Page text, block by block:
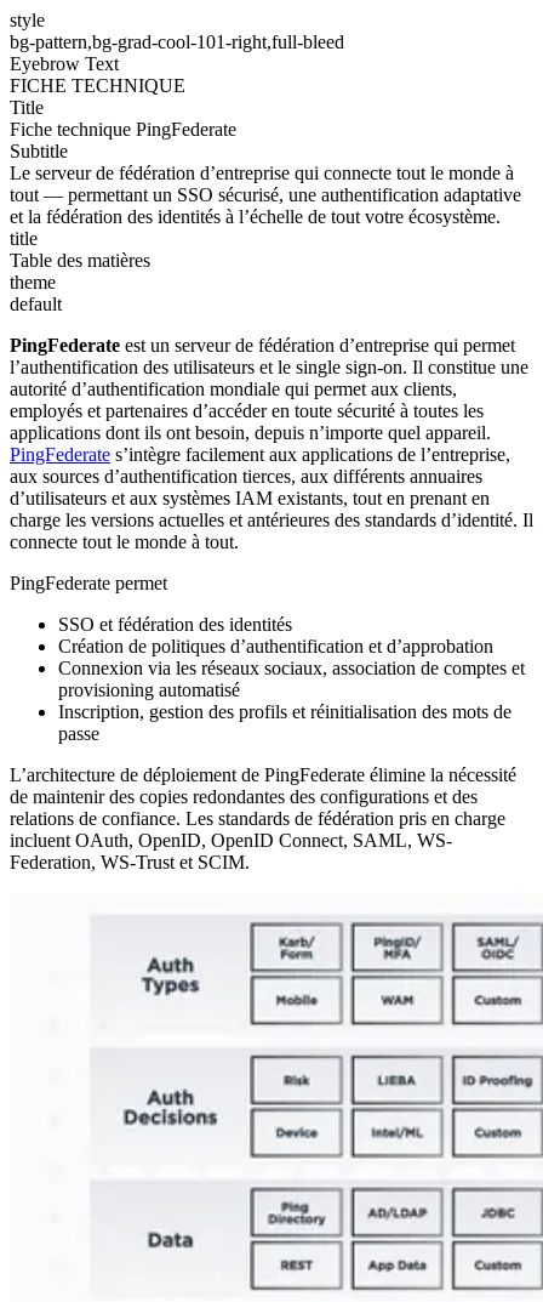
style
bg-pattern,bg-grad-cool-101-right,full-bleed
Eyebrow Text
FICHE TECHNIQUE
Title
Fiche technique PingFederate
Subtitle
Le serveur de fédération d’entreprise qui connecte tout le monde à
tout — permettant un SSO sécurisé, une authentification adaptative
et la fédération des identités à l’échelle de tout votre écosystème.
title
Table des matières
theme
default
PingFederate est un serveur de fédération d’entreprise qui permet
l’authentification des utilisateurs et le single sign-on. Il constitue une
autorité d’authentification mondiale qui permet aux clients,
employés et partenaires d’accéder en toute sécurité à toutes les
applications dont ils ont besoin, depuis n’importe quel appareil.
PingFederate s’intègre facilement aux applications de l’entreprise,
aux sources d’authentification tierces, aux différents annuaires
d’utilisateurs et aux systèmes IAM existants, tout en prenant en
charge les versions actuelles et antérieures des standards d’identité. Il
connecte tout le monde à tout.
PingFederate permet
SSO et fédération des identités
Création de politiques d’authentification et d’approbation
Connexion via les réseaux sociaux, association de comptes et
provisioning automatisé
Inscription, gestion des profils et réinitialisation des mots de
passe
L’architecture de déploiement de PingFederate élimine la nécessité
de maintenir des copies redondantes des configurations et des
relations de confiance. Les standards de fédération pris en charge
incluent OAuth, OpenID, OpenID Connect, SAML, WS-
Federation, WS-Trust et SCIM.